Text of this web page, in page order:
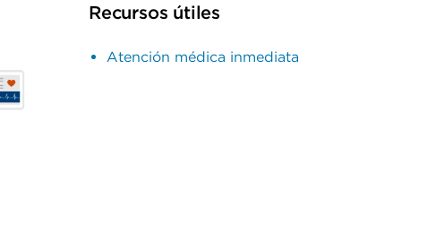
Recursos útiles
Atención médica inmediata